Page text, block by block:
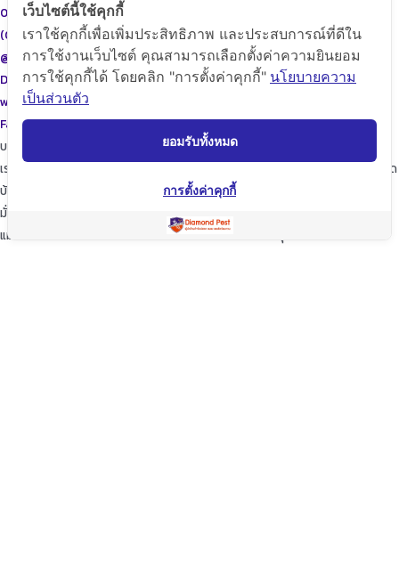
086-471-9999
(02)455-9999
@diamondpest
Diamond Pest Control
www.diamondpest.com
FacebookLineEnvelope
บริการของเรา
เราจะพัฒนาการบริการให้กับลูกค้าดียิ่งขึ้นในทุกๆด้าน ให้เราดูแลใส่ใจทุกรายละเอียด
บ้านของท่านก็เปรียบเสมือนบ้านของเรา
มั่นใจในเรามั่นใจใน “ไดมอนด์แพลนเนท” บริการเป็นเลิศ ผู้นำด้านการกำจัดปลวก
แมลง และสัตว์รบกวนต่างๆ ปลอดภัยต่อบ้านและครอบครัวคุณอย่างแน่นอน
เว็บไซต์นี้ใช้คุกกี้
เราใช้คุกกี้เพื่อเพิ่มประสิทธิภาพ และประสบการณ์ที่ดีใน
การใช้งานเว็บไซต์ คุณสามารถเลือกตั้งค่าความยินยอม
การใช้คุกกี้ได้ โดยคลิก "การตั้งค่าคุกกี้" นโยบายความ
เป็นส่วนตัว
ยอมรับทั้งหมด
การตั้งค่าคุกกี้